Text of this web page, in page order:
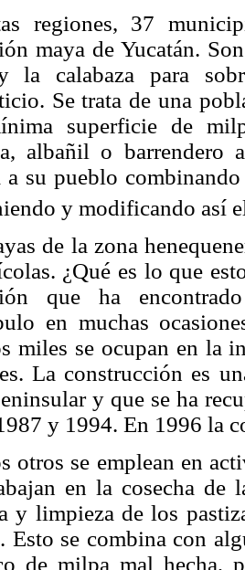
regiones, 37
maya de Yucatán.
la calabaza para
Se trata de una
superficie de
albañil o barrendero
a su pueblo
y modificando así
de la zona
¿Qué es lo que
que ha
en muchas
miles se ocupan en la
La construcción es
y que se ha
y 1994. En 1996 la
otros se emplean en
en la cosecha de
y limpieza de los
Esto se combina con
de milpa mal hecha,